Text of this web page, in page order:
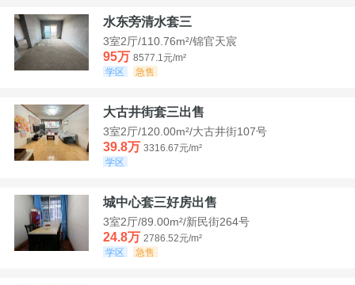
水东旁清水套三
3室2厅/110.76m²/锦官天宸
95万 8577.1元/m²
学区
急售
大古井街套三出售
3室2厅/120.00m²/大古井街107号
39.8万 3316.67元/m²
学区
城中心套三好房出售
3室2厅/89.00m²/新民街264号
24.8万 2786.52元/m²
学区
急售